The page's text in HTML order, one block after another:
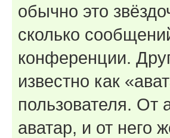
обычно это
сколько
конференции.
известно как
пользователя. От
аватар, и от него